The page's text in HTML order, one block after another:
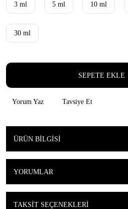
3 ml 5 ml 10 ml
30 ml
SEPETE EKLE
Yorum Yaz Tavsiye Et
ÜRÜN BILGISI
YORUMLAR
TAKSIT SEÇENEKLERI